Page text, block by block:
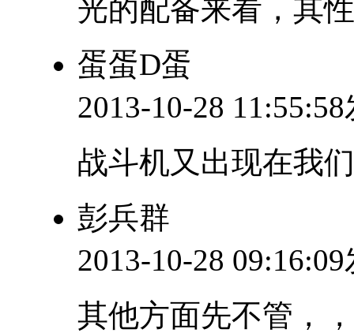
光的配备来看，其
蛋蛋D蛋
2013-10-28
战斗机又出现在我
彭兵群
2013-10-28
其他方面先不管，